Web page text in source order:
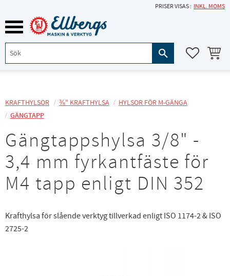
Meny
PRISER VISAS INKL. MOMS
KRAFTHYLSOR ⅜" KRAFTHYLSA
HYLSOR FÖR M-GÄNGA
GÄNGTAPP
Gängtappshylsa 3/8" -
3,4 mm fyrkantfäste för
M4 tapp enligt DIN 352
Krafthylsa för slående verktyg tillverkad enligt ISO 1174-2 & ISO
2725-2